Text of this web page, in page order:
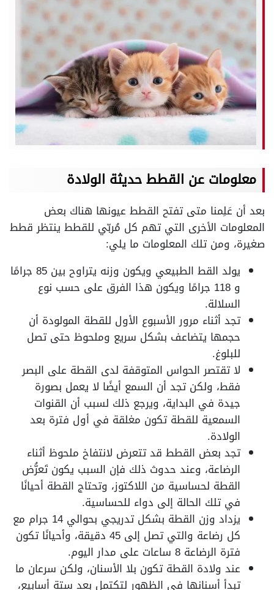
معلومات عن القطط حديثة الولادة
بعد أن عَلِمنا متى تفتح القطط عيونها هناك بعض
المعلومات الأخرى التي تهم كل مُربّي للقطط ينتظر قطط
صغيرة، ومن تلك المعلومات ما يلي:
يولد القط الطبيعي ويكون وزنه يتراوح بين 85 جرامًا
و 118 جرامًا ويكون هذا الفرق على حسب نوع
السلالة.
تجد أثناء مرور الأسبوع الأول للقطة المولودة أن
حجمها يتضاعف بشكل سريع وملحوظ حتى تصل
للبلوغ.
لا تقتصر الحواس المتوقفة لدى القطة على البصر
فقط، ولكن تجد أن السمع أيضًا لا يعمل بصورة
جيدة في البداية، ويرجع ذلك لسبب أن القنوات
السمعية للقطة تكون مغلقة في أول فترة بعد
الولادة.
تجد بعض القطط قد تتعرض لانتفاخ ملحوظ أثناء
الرضاعة، وعند حدوث ذلك فإن السبب يكون تَعرُّض
القطة لحساسية من اللاكتوز، وتحتاج القطة أحيانًا
في تلك الحالة إلى دواء للحساسية.
يزداد وزن القطة بشكل تدريجي بحوالي 14 جرام مع
كل رضاعة والتي تصل إلى 45 دقيقة، وأحيانًا تكون
فترة الرضاعة 8 ساعات على مدار اليوم.
عند ولادة القطة تكون بلا الأسنان، ولكن سرعان ما
تبدأ أسنانها في الظهور لتكتمل بعد ستة أسابيع،